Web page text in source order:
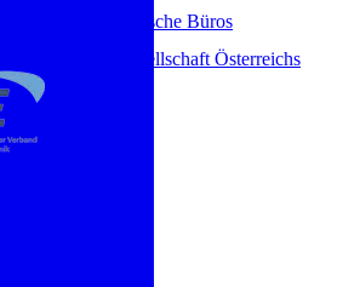
Fachverband Technische Büros
Lichttechnische Gesellschaft Österreichs